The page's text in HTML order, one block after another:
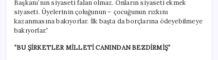
Başkanı’nın siyaseti falan olmaz. Onların siyaseti ekmek
siyaseti. Üyelerinin çoluğunun – çocuğunun rızkını
kazanmasına bakıyorlar. İlk başta da borçlarına ödeyebilmeye
bakıyorlar.”
“BU ŞİRKETLER MİLLETİ CANINDAN BEZDİRMİŞ”